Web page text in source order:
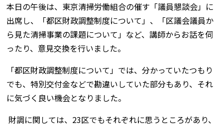
本日の午後は、東京清掃労働組合の催す「議員懇談会」に
出席し、「都区財政調整制度について」、「区議会議員か
ら見た清掃事業の課題について」など、講師からお話を伺
ったり、意見交換を行いました。
「都区財政調整制度について」では、分かっていたつもり
でも、特別交付金などで勘違いしていた部分もあり、それ
に気づく良い機会となりました。
財調に関しては、23区でもそれぞれに思うところがあり、